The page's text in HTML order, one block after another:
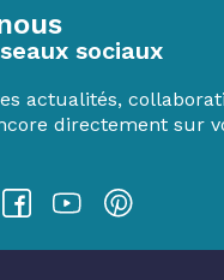
sociaux
actualités,
directement sur